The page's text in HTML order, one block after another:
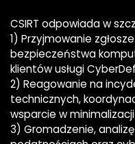
CSIRT odpowiada w
1) Przyjmowanie
bezpieczeństwa
klientów usługi
2) Reagowanie na
technicznych,
wsparcie w
3) Gromadzenie,